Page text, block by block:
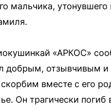
мальчика,
«АРКОС»
добрым, отзывчивым
вместе с его
Он трагически